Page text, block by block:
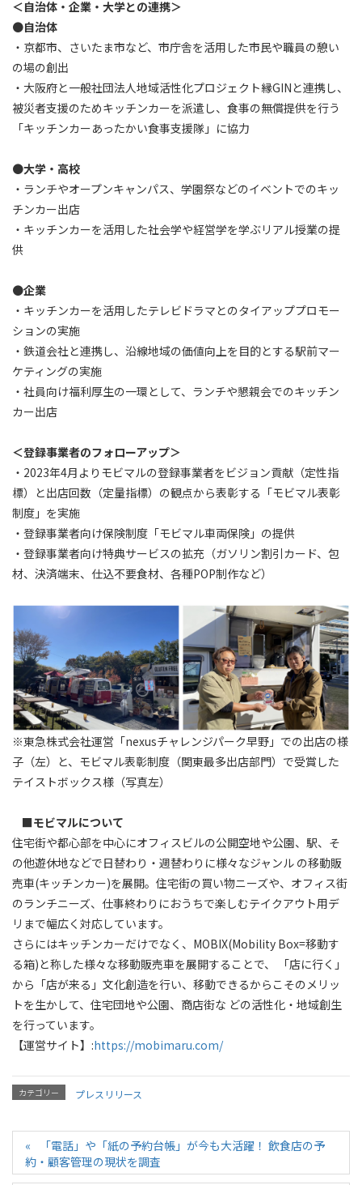
＜自治体・企業・大学との連携＞
●自治体
・京都市、さいたま市など、市庁舎を活用した市民や職員の憩い
の場の創出
・大阪府と一般社団法人地域活性化プロジェクト縁GINと連携し、
被災者支援のためキッチンカーを派遣し、食事の無償提供を行う
「キッチンカーあったかい⾷事⽀援隊」に協力
●大学・高校
・ランチやオープンキャンパス、学園祭などのイベントでのキッ
チンカー出店
・キッチンカーを活用した社会学や経営学を学ぶリアル授業の提
供
●企業
・キッチンカーを活用したテレビドラマとのタイアッププロモー
ションの実施
・鉄道会社と連携し、沿線地域の価値向上を目的とする駅前マー
ケティングの実施
・社員向け福利厚生の一環として、ランチや懇親会でのキッチン
カー出店
＜登録事業者のフォローアップ＞
・2023年4月よりモビマルの登録事業者をビジョン貢献（定性指
標）と出店回数（定量指標）の観点から表彰する「モビマル表彰
制度」を実施
・登録事業者向け保険制度「モビマル車両保険」の提供
・登録事業者向け特典サービスの拡充（ガソリン割引カード、包
材、決済端末、仕込不要食材、各種POP制作など）
※東急株式会社運営「nexusチャレンジパーク早野」での出店の様
子（左）と、モビマル表彰制度（関東最多出店部門）で受賞した
テイストボックス様（写真左）
■モビマルについて
住宅街や都心部を中心にオフィスビルの公開空地や公園、駅、そ
の他遊休地などで日替わり・週替わりに様々なジャンル の移動販
売車(キッチンカー)を展開。住宅街の買い物ニーズや、オフィス街
のランチニーズ、仕事終わりにおうちで楽しむテイクアウト用デ
リまで幅広く対応しています。
さらにはキッチンカーだけでなく、MOBIX(Mobility Box=移動す
る箱)と称した様々な移動販売車を展開することで、 「店に行く」
から「店が来る」文化創造を行い、移動できるからこそのメリッ
トを生かして、住宅団地や公園、商店街な どの活性化・地域創生
を行っています。
【運営サイト】:https://mobimaru.com/
カテゴリー プレスリリース
「電話」や「紙の予約台帳」が今も大活躍！ 飲食店の予
約・顧客管理の現状を調査